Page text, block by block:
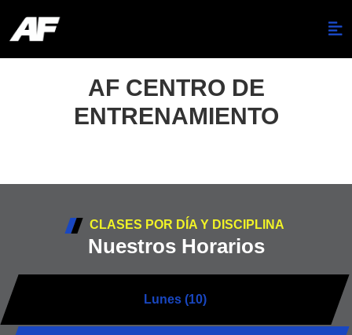
AF CENTRO DE
ENTRENAMIENTO
CLASES POR DÍA Y DISCIPLINA
Nuestros Horarios
Lunes (10)